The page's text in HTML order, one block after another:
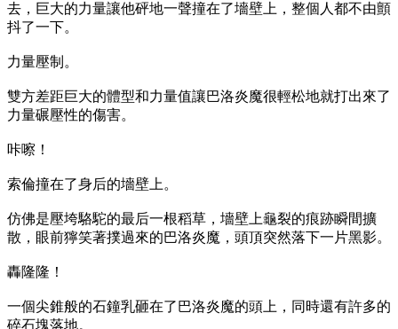
去，巨大的力量讓他砰地一聲撞在了墻壁上，整個人都不由顫
抖了一下。
力量壓制。
雙方差距巨大的體型和力量值讓巴洛炎魔很輕松地就打出來了
力量碾壓性的傷害。
咔嚓！
索倫撞在了身后的墻壁上。
仿佛是壓垮駱駝的最后一根稻草，墻壁上龜裂的痕跡瞬間擴
散，眼前獰笑著撲過來的巴洛炎魔，頭頂突然落下一片黑影。
轟隆隆！
一個尖錐般的石鐘乳砸在了巴洛炎魔的頭上，同時還有許多的
碎石塊落地。